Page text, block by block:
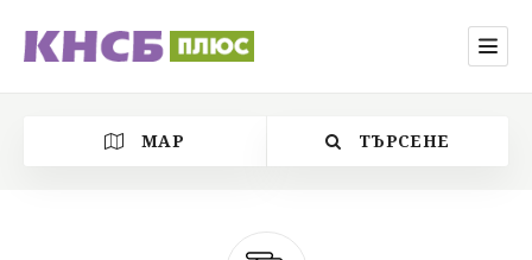
MAP ТЪРСЕНЕ